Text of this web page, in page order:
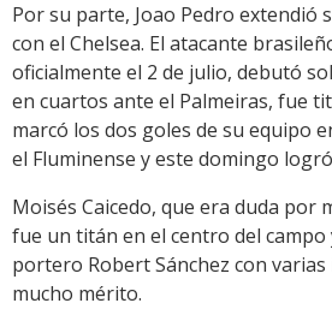
Por su parte, Joao Pedro extendió
con el Chelsea. El atacante
oficialmente el 2 de julio, debutó
en cuartos ante el Palmeiras, fue
marcó los dos goles de su equipo
el Fluminense y este domingo
Moisés Caicedo, que era duda por
fue un titán en el centro del campo
portero Robert Sánchez con
mucho mérito.